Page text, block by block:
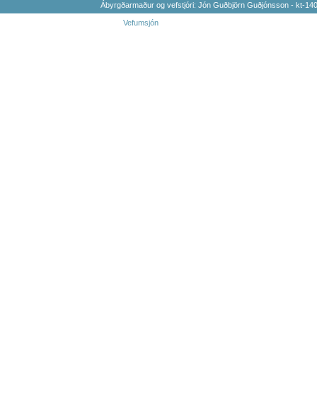
Ábyrgðarmaður og vefstjóri: Jón Guðbjörn Guðjónsson - kt-
Vefumsjón